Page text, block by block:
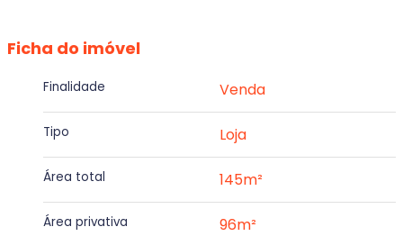
Ficha do imóvel
Finalidade Venda
Tipo Loja
Área total 145m²
Área privativa 96m²